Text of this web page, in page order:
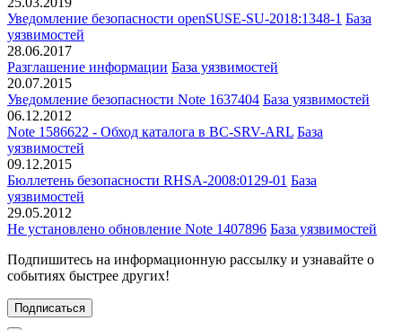
Уведомление безопасности openSUSE-SU-2018:1348-1 База
уязвимостей
28.06.2017
Разглашение информации База уязвимостей
20.07.2015
Уведомление безопасности Note 1637404 База уязвимостей
06.12.2012
Note 1586622 - Обход каталога в BC-SRV-ARL База
уязвимостей
09.12.2015
Бюллетень безопасности RHSA-2008:0129-01 База
уязвимостей
29.05.2012
Не установлено обновление Note 1407896 База уязвимостей
Подпишитесь на информационную рассылку и узнавайте о
событиях быстрее других!
Подписаться